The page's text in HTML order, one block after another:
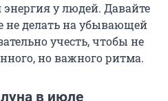
у людей. Давайте
не делать на убывающей
учесть, чтобы не
но важного ритма.
в июле